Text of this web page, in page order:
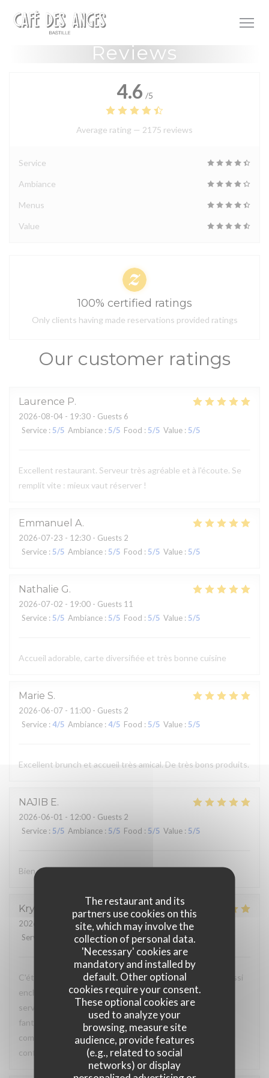
The restaurant and its
partners use cookies on this
site, which may involve the
collection of personal data.
'Necessary' cookies are
mandatory and installed by
default. Other optional
cookies require your consent.
These optional cookies are
used to analyze your
browsing, measure site
audience, provide features
(e.g., related to social
networks) or display
Reviews
Our customer ratings
Laurence P
2026-08-04 - 19:30 - Guests 6
Service : 5/5 Ambiance : 5/5 Food : 5/5 Value : 5/5
Excellent restaurant. Serveur très agréable et à l'écoute. Se
remplit vite : mieux vaut réserver !
Emmanuel A
2026-07-23 - 12:30 - Guests 2
Service : 5/5 Ambiance : 5/5 Food : 5/5 Value : 5/5
Nathalie G
2026-07-02 - 19:00 - Guests 11
Service : 5/5 Ambiance : 5/5 Food : 5/5 Value : 5/5
Accueil adorable, carte diversifiée et très bonne cuisine
Marie S
2026-06-07 - 11:00 - Guests 2
Service : 4/5 Ambiance : 4/5 Food : 5/5 Value : 5/5
Excellent brunch et accueil très amical. De très bons produits.
NAJIB E
2026-06-01 - 12:00 - Guests 2
Service : 5/5 Ambiance : 5/5 Food : 5/5 Value : 5/5
Bien évidemment !
Krystale
2026-05-31
- 10:00 - Guests 2
Service
Ambiance:5/5 Food:5/5 Value: 5
C'était la quatrième fois que j'y allais et je suis toujours aussi
enchantée ! Le lieu est vraiment sympa, les serveurs et
serveuses sont très agréables et la nourriture est
fantastique. Je m'y rends à chaque fois pour la même
commande : la formule brunch et les tartines beurre-
confiture... délicieux !
4.6 /5
Average rating — 2175 reviews
Service
Ambiance
Menus
Value
100% certified ratings
Only clients having made reservations provided ratings